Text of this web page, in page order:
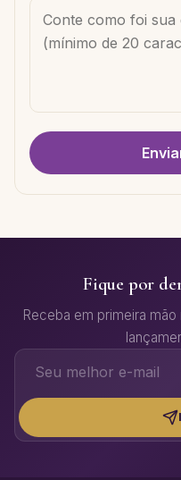
Fique por
Receba em primeira